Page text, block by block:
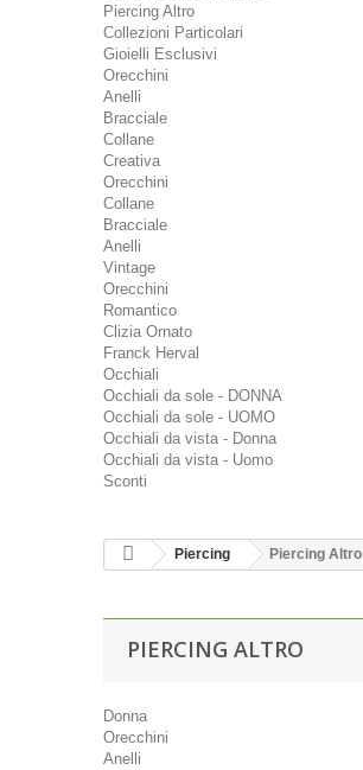
Piercing Altro
Collezioni Particolari
Gioielli Esclusivi
Orecchini
Anelli
Bracciale
Collane
Creativa
Orecchini
Collane
Bracciale
Anelli
Vintage
Orecchini
Romantico
Clizia Ornato
Franck Herval
Occhiali
Occhiali da sole - DONNA
Occhiali da sole - UOMO
Occhiali da vista - Donna
Occhiali da vista - Uomo
Sconti
Piercing Piercing Altro
PIERCING ALTRO
Donna
Orecchini
Anelli